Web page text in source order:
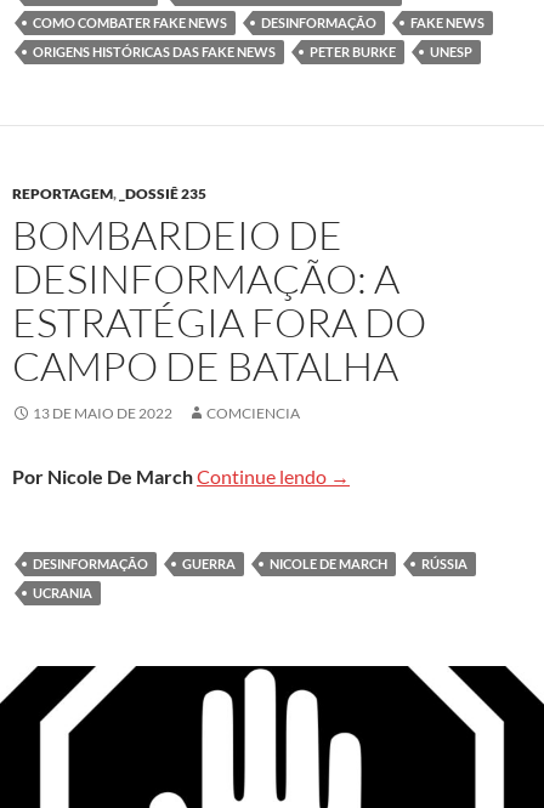
COMO COMBATER FAKE NEWS
DESINFORMAÇÃO
FAKE NEWS
ORIGENS HISTÓRICAS DAS FAKE NEWS
PETER BURKE UNESP
REPORTAGEM, _DOSSIÊ 235
BOMBARDEIO DE
DESINFORMAÇÃO: A
ESTRATÉGIA FORA DO
CAMPO DE BATALHA
13 DE MAIO DE 2022 COMCIENCIA
Por Nicole De MarchContinue lendo Bombardeio de
→
DESINFORMAÇÃO GUERRA NICOLE DE MARCH
RÚSSIA
UCRANIA